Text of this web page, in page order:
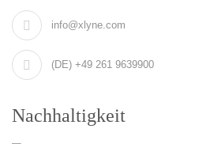
info@xlyne.com
(DE) +49 261 9639900
Nachhaltigkeit